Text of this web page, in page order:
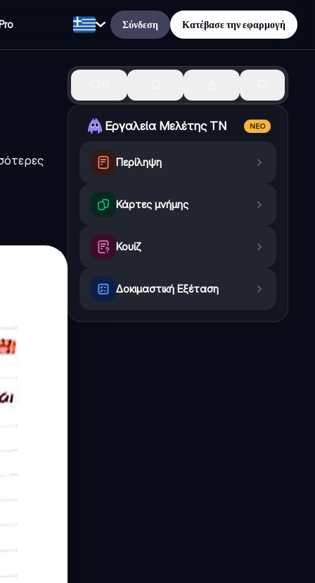
Σύνδεση Κατέβασε την εφαρμογή
Εργαλεία Μελέτης ΤΝ ΝΈΟ
Περίληψη
Κάρτες μνήμης
Κουίζ
Δοκιμαστική Εξέταση